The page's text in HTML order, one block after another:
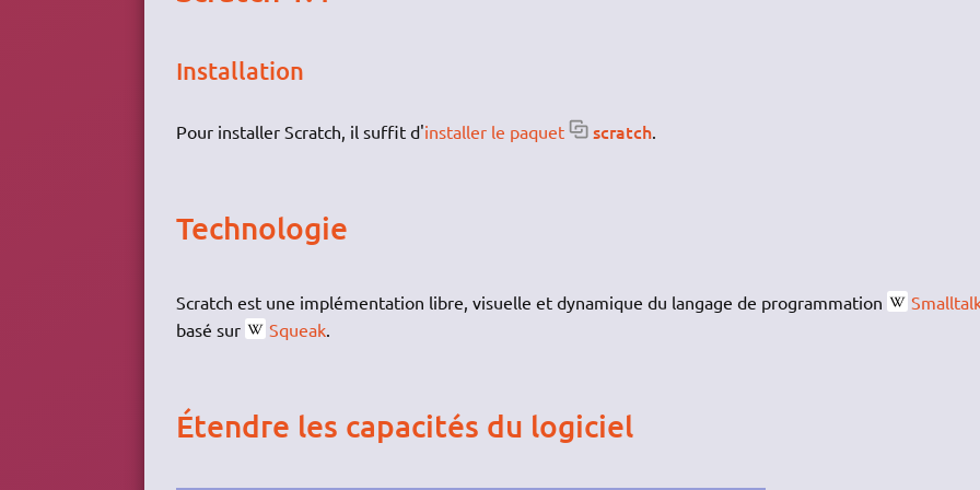
Installation
Pour installer Scratch, il suffit d'installer le paquet scratch.
Technologie
Scratch est une implémentation libre, visuelle et dynamique du langage de programmation
basé sur
Squeak.
Étendre les capacités du logiciel